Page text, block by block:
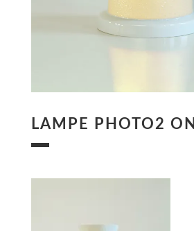
LAMPE PHOTO2 ON